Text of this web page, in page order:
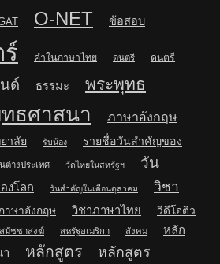
O-NET ข้อสอบ
คำในภาษาไทย ดนตรี ดนตรี
ด์ ธรรมะ
พระพุทธ
ธศาสนา ภาษาอังกฤษ
าลัย รับน้อง
รายชื่อวันสำคัญของ
ต่างประเทศ วัดไทยในสหรัฐฯ
วัน
งโลก วันสำคัญในเดือนตุลาคม
วิชา
าษาอังกฤษ วิชาภาษาไทย
วีดีโอติว
สมัชชาสงฆ์ สหรัฐอเมริกา สังคม
หลัก
หลักสูตร หลักสูตร